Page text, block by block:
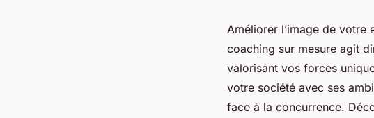
Améliorer l’image de votre
coaching sur mesure agit
valorisant vos forces
votre société avec ses
face à la concurrence.